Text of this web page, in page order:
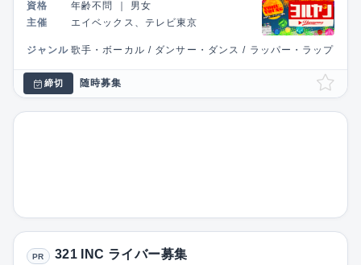
資格 年齢不問 ｜ 男女
主催
エイベックス、テレビ東京
ジャンル 歌手・ボーカル / ダンサー・ダンス / ラッパー・ラップ
締切 随時募集
PR 321 INC ライバー募集